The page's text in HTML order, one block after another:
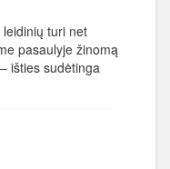
turi net
pasaulyje žinomą
išties sudėtinga